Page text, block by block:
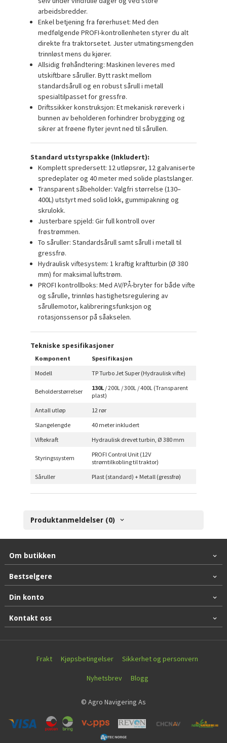
arbeidsbredder.
Enkel betjening fra førerhuset: Med den
medfølgendePROFI-kontrollenheten styrer du alt
direkte fra traktorsetet. Juster utmatingsmengden
trinnløst mens du kjører.
Allsidig frøhåndtering: Maskinen leveres med
utskiftbare såruller. Bytt raskt mellom
standardsårull og en robust sårull i metall
spesialtilpasset for gressfrø.
Driftssikker konstruksjon: Et mekanisk røreverk i
bunnen av beholderen forhindrer brobygging og
sikrer at frøene flyter jevnt ned til sårullen.
Standard utstyrspakke (Inkludert):
Komplett spredersett: 12 utløpsrør, 12 galvaniserte
spredeplater og 40 meter med solide plastslanger.
Transparent såbeholder: Valgfri størrelse (130–
400L) utstyrt med solid lokk, gummipakning og
skrulokk.
Justerbare spjeld: Gir full kontroll over
frøstrømmen.
To såruller: Standardsårull samt sårull i metall til
gressfrø.
Hydraulisk viftesystem: 1 kraftig kraftturbin (Ø 380
mm) for maksimal luftstrøm.
PROFI kontrollboks: Med AV/PÅ-bryter for både vifte
og sårulle, trinnløs hastighetsregulering av
sårullemotor, kalibreringsfunksjon og
rotasjonssensor på såakselen.
Tekniske spesifikasjoner
Komponent
Spesifikasjon
Modell
TP Turbo Jet Super (Hydraulisk vifte)
Beholderstørrelser 130L/ 200L / 300L / 400L (Transparent
plast)
Antall utløp
12 rør
Slangelengde
40 meter inkludert
Viftekraft
Hydraulisk drevet turbin, Ø 380 mm
Styringssystem
PROFI Control Unit (12V
strømtilkobling til traktor)
Såruller
Plast (standard) + Metall (gressfrø)
Produktanmeldelser (0)
Om butikken
Bestselgere
Din konto
Kontakt oss
Frakt Kjøpsbetingelser Sikkerhet og personvern
Nyhetsbrev Blogg
© Agro Navigering As